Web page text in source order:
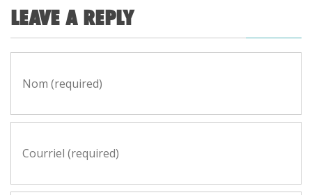
LEAVE A REPLY